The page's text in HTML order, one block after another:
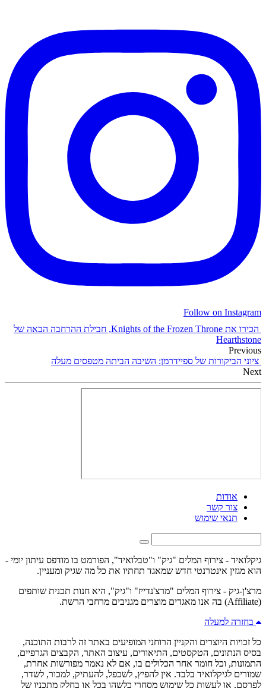
Follow on Instagram
הכירו את Knights of the Frozen Throne, חבילת ההרחבה הבאה של
Hearthstone
Previous
ציוני הביקורות של ספיידרמן: השיבה הביתה מטפסים מעלה
Next
אודות
צור קשר
תנאי שימוש
גיקלואיד - צירוף המלים "גיק" ו"טבלואיד", הפורמט בו מודפס עיתון יומי -
הוא מגזין אינטרנטי חדש שמאגד תחתיו את כל מה שגיק ומעניין.
מרצ'ן-גיק - צירוף המלים "מרצ'נדייז" ו"גיק", היא חנות תכנית שותפים
(Affiliate) בה אנו מאגדים מוצרים מגניבים מרחבי הרשת.
בחזרה למעלה
כל זכויות היוצרים והקניין הרוחני המופיעים באתר זה לרבות התוכנה,
בסיס הנתונים, הטקסטים, התיאורים, עיצוב האתר, הקבצים הגרפיים,
התמונות, וכל חומר אחר הכלולים בו, אם לא נאמר מפורשות אחרת,
שמורים לגיקלואיד בלבד. אין להפיץ, לשכפל, להעתיק, למכור, לשדר,
לפרסם, או לעשות כל שימוש מסחרי כלשהו בכל או בחלק מתכניו של